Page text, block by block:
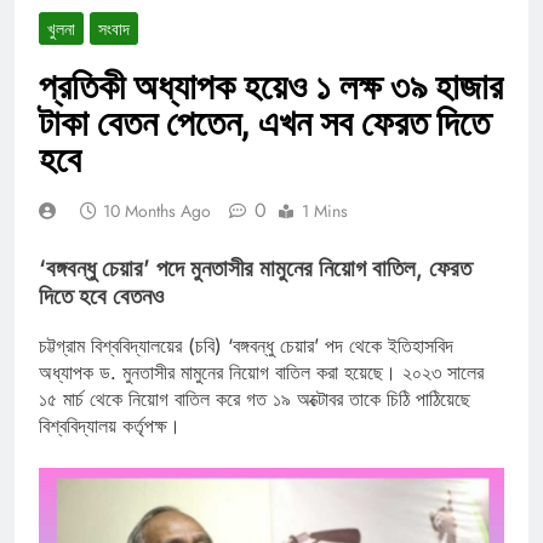
খুলনা সংবাদ
প্রতিকী অধ্যাপক হয়েও ১ লক্ষ ৩৯ হাজার
টাকা বেতন পেতেন, এখন সব ফেরত দিতে
হবে
10 Months Ago 0 1 Mins
‘বঙ্গবন্ধু চেয়ার’ পদে মুনতাসীর মামুনের নিয়োগ বাতিল, ফেরত
দিতে হবে বেতনও
চট্টগ্রাম বিশ্ববিদ্যালয়ের (চবি) ‘বঙ্গবন্ধু চেয়ার’ পদ থেকে ইতিহাসবিদ
অধ্যাপক ড. মুনতাসীর মামুনের নিয়োগ বাতিল করা হয়েছে। ২০২৩ সালের
১৫ মার্চ থেকে নিয়োগ বাতিল করে গত ১৯ অক্টোবর তাকে চিঠি পাঠিয়েছে
বিশ্ববিদ্যালয় কর্তৃপক্ষ।